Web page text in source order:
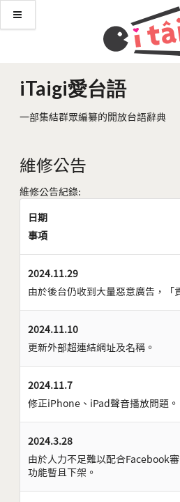
iTaigi愛台語
一部集結群眾編纂的開放台語辭典
維修公告
維修公告紀錄:
日期
事項
2024.11.29
由於後台仍收到大量惡意廣告，「
2024.11.10
更新外部超連結網址及名稱。
2024.11.7
修正iPhone、iPad聲音播放問題。
2024.3.28
由於人力不足難以配合Facebook
功能暫且下架。